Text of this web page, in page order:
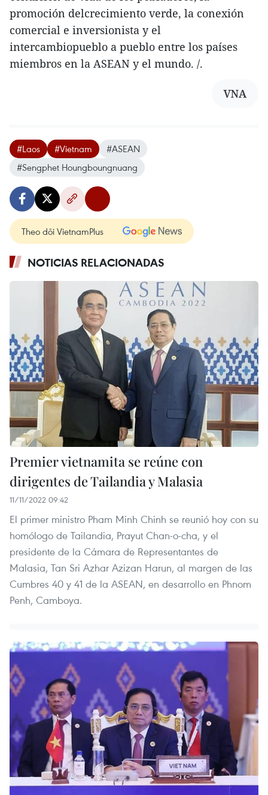
promoción delcrecimiento verde, la conexión
comercial e inversionista y el
intercambiopueblo a pueblo entre los países
miembros en la ASEAN y el mundo. /.
VNA
#Laos #Vietnam
#ASEAN
#Sengphet Houngboungnuang
Theo dõi VietnamPlus
NOTICIAS RELACIONADAS
Premier vietnamita se reúne con
dirigentes de Tailandia y Malasia
11/11/2022 09:42
El primer ministro Pham Minh Chinh se reunió hoy con su
homólogo de Tailandia, Prayut Chan-o-cha, y el
presidente de la Cámara de Representantes de
Malasia, Tan Sri Azhar Azizan Harun, al margen de las
Cumbres 40 y 41 de la ASEAN, en desarrollo en Phnom
Penh, Camboya.